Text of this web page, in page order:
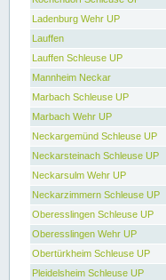
Ladenburg Wehr UP
Lauffen
Lauffen Schleuse UP
Mannheim Neckar
Marbach Schleuse UP
Marbach Wehr UP
Neckargemünd Schleuse UP
Neckarsteinach Schleuse UP
Neckarsulm Wehr UP
Neckarzimmern Schleuse UP
Oberesslingen Schleuse UP
Oberesslingen Wehr UP
Obertürkheim Schleuse UP
Pleidelsheim Schleuse UP